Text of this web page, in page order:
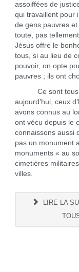
assoiffées de
qui travaillent pour
de gens pauvres
toute, pas
Jésus offre le
tous, si au lieu de
pouvoir, on opte
pauvres ; ils ont
Ce sont tous
aujourd’hui, ceux
avons connus au
ont vécu depuis le
connaissons aussi
pas un monument
monuments « au
cimetières
villes.
LIRE LA